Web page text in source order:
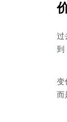
过
到
变
而